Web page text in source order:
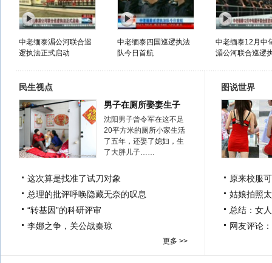
中老缅泰湄公河联合巡
逻执法正式启动
中老缅泰四国巡逻执法
队今日首航
中老缅泰12月中
湄公河联合巡逻
民生视点
男子在厕所娶妻生子
沈阳男子曾令军在这不足
20平方米的厕所小家生活
了五年，还娶了媳妇，生
了大胖儿子……
这次算是找准了试刀对象
总理的批评呼唤隐藏无奈的叹息
“转基因”的科研评审
李娜之争，关公战秦琼
更多 >>
图说世界
原来校服
姑娘拍照
总结：女
网友评论